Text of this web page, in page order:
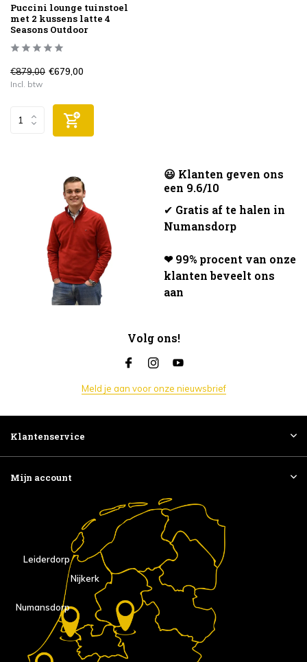
Puccini lounge tuinstoel
met 2 kussens latte 4
Seasons Outdoor
€879,00 €679,00
Incl. btw
😃 Klanten geven ons
een 9.6/10
✔ Gratis af te halen in
Numansdorp
❤ 99% procent van onze
klanten beveelt ons
aan
Volg ons!
Meld je aan voor onze nieuwsbrief
Klantenservice
Mijn account
Nijkerk
Numansdorp
Leiderdorp